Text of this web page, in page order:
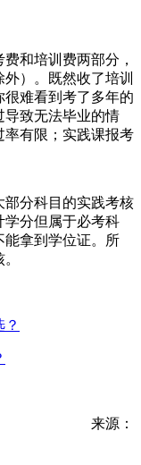
和培训费两部分，
）。既然收了培训
难看到考了多年的
导致无法毕业的情
率有限；实践课报考
部分科目的实践考核
学分但属于必考科
能拿到学位证。所
来源：